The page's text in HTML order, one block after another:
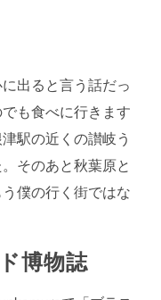
出ると言う話だっ
も食べに行きます
駅の近くの讃岐う
そのあと秋葉原と
僕の行く街ではな
博物誌